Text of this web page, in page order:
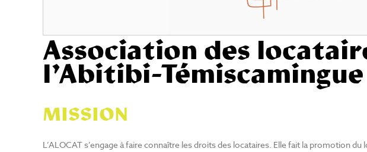
Association des
l’Abitibi-Témiscamingue
MISSION
L’ALOCAT s’engage à faire connaître les droits des locataires. Elle fait la promotion